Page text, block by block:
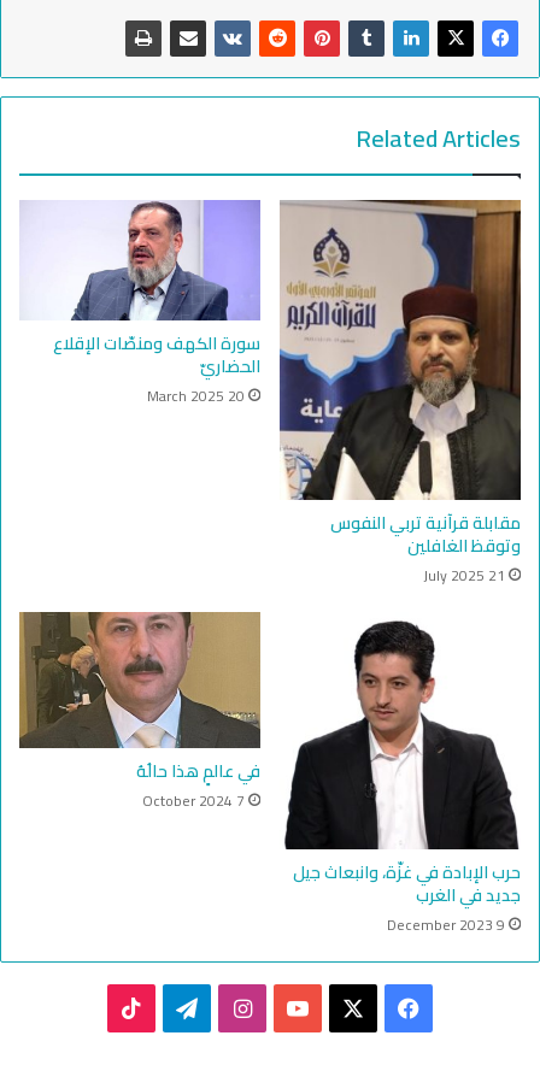
Related Articles
مقابلة قرآنية تربي النفوس
وتوقظ الغافلين
21 July 2025
سورة الكهف ومنصّات الإقلاع
الحضاريّ
20 March 2025
حرب الإبادة في غزّة، وانبعاث جيل
جديد في الغرب
9 December 2023
في عالمٍ هذا حالُهُ
7 October 2024
Facebook
YouTube
Instagram
Telegram